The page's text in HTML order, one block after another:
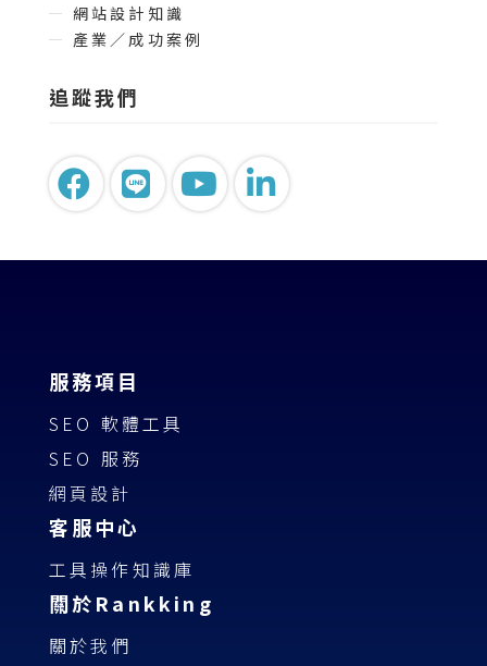
網站設計知識
產業／成功案例
追蹤我們
服務項目
SEO 軟體工具
SEO 服務
網頁設計
客服中心
工具操作知識庫
關於Rankking
關於我們